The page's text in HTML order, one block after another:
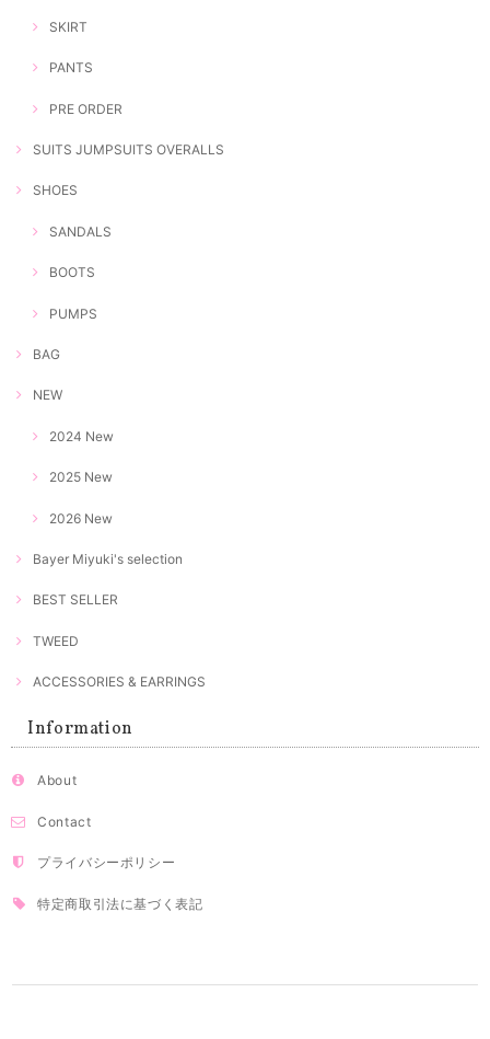
SKIRT
PANTS
PRE ORDER
SUITS JUMPSUITS OVERALLS
SHOES
SANDALS
BOOTS
PUMPS
BAG
NEW
2024 New
2025 New
2026 New
Bayer Miyuki's selection
BEST SELLER
TWEED
ACCESSORIES & EARRINGS
Information
About
Contact
プライバシーポリシー
特定商取引法に基づく表記